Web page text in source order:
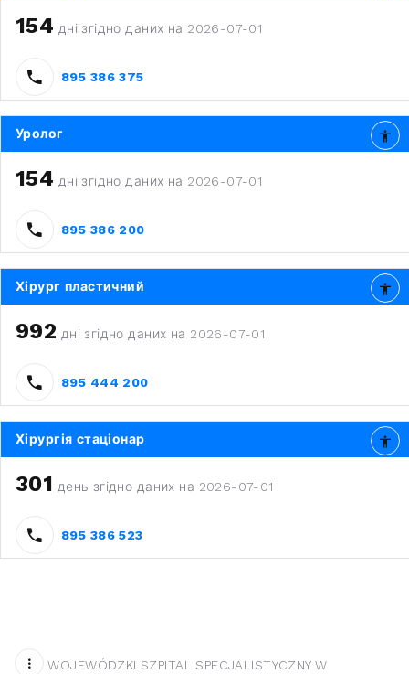
154 дні згідно даних на 2026-07-01
895 386 375
Уролог
154 дні згідно даних на 2026-07-01
895 386 200
Хірург пластичний
992 дні згідно даних на 2026-07-01
895 444 200
Хірургія стаціонар
301 день згідно даних на 2026-07-01
895 386 523
WOJEWÓDZKI SZPITAL SPECJALISTYCZNY W